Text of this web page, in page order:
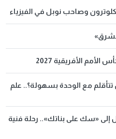
وصاحب نوبل في الفيزياء
الأفريقية 2027
تتأقلم مع الوحدة بسهولة؟.. علم
إلى «سك على بناتك».. رحلة فنية